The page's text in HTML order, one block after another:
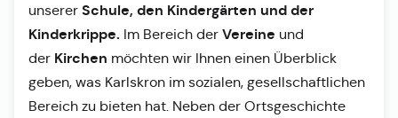
unserer Schule, den Kindergärten und der
Kinderkrippe. Im Bereich der Vereine und
der Kirchen möchten wir Ihnen einen Überblick
geben, was Karlskron im sozialen, gesellschaftlichen
Bereich zu bieten hat. Neben der Ortsgeschichte